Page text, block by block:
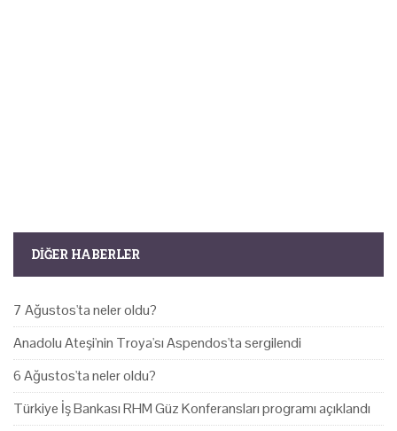
DIĞER HABERLER
7 Ağustos'ta neler oldu?
Anadolu Ateşi'nin Troya'sı Aspendos'ta sergilendi
6 Ağustos'ta neler oldu?
Türkiye İş Bankası RHM Güz Konferansları programı açıklandı